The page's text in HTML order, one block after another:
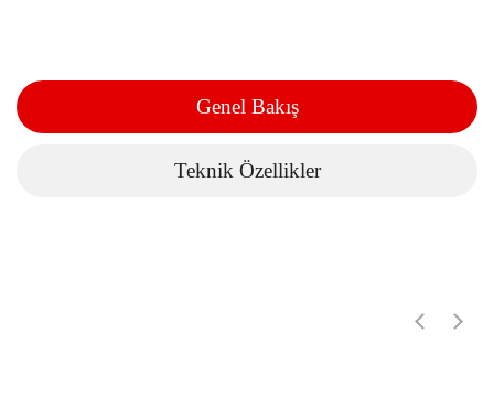
Genel Bakış
Teknik Özellikler